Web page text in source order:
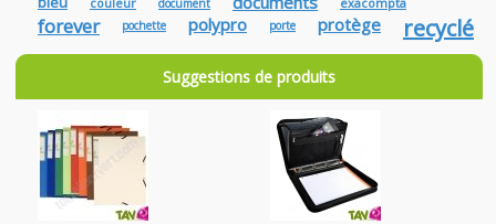
document
forever pochette polypro porte protège recyclé
Suggestions de produits